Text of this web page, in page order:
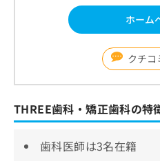
ホーム
クチコ
THREE歯科・矯正歯科の特
歯科医師は3名在籍